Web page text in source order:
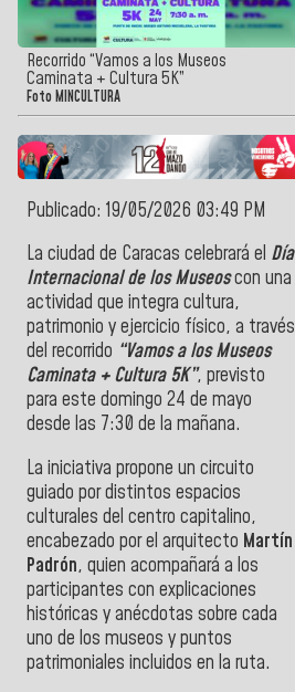
Recorrido “Vamos a los Museos
Caminata + Cultura 5K”
Foto MINCULTURA
Publicado: 19/05/2026 03:49 PM
La ciudad de Caracas celebrará el Día
Internacional de los Museoscon una
actividad que integra cultura,
patrimonio y ejercicio físico, a través
del recorrido “Vamos a los Museos
Caminata + Cultura 5K”, previsto
para este domingo 24 de mayo
desde las 7:30 de la mañana.
La iniciativa propone un circuito
guiado por distintos espacios
culturales del centro capitalino,
encabezado por el arquitecto Martín
Padrón, quien acompañará a los
participantes con explicaciones
históricas y anécdotas sobre cada
uno de los museos y puntos
patrimoniales incluidos en la ruta.